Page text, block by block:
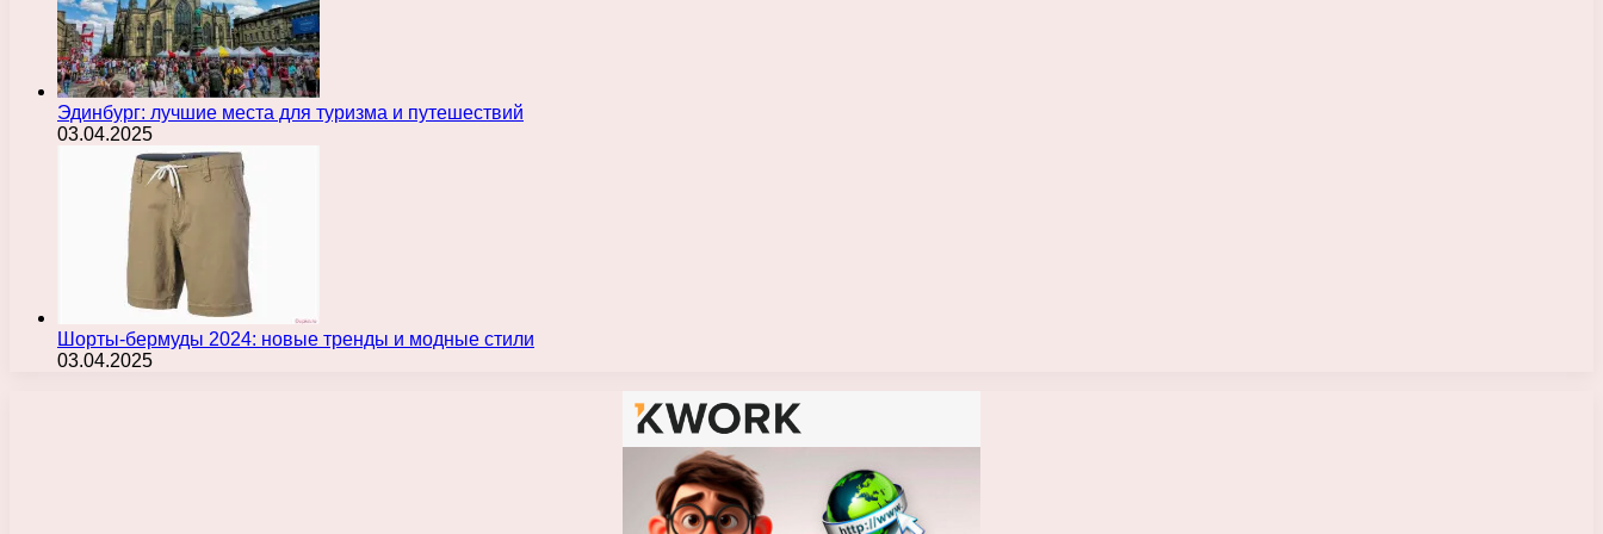
Эдинбург: лучшие места для туризма и путешествий
03.04.2025
Шорты-бермуды 2024: новые тренды и модные стили
03.04.2025